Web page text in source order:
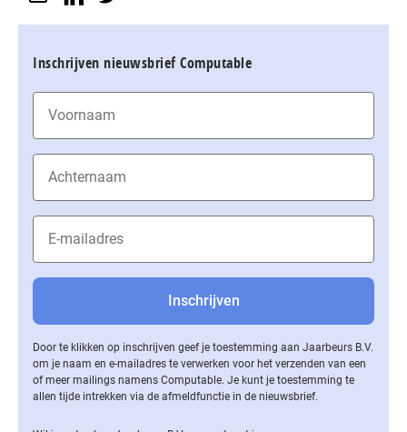
Inschrijven nieuwsbrief Computable
Door te klikken op inschrijven geef je toestemming aan Jaarbeurs B.V.
om je naam en e-mailadres te verwerken voor het verzenden van een
of meer mailings namens Computable. Je kunt je toestemming te
allen tijde intrekken via de af­meld­func­tie in de nieuwsbrief.